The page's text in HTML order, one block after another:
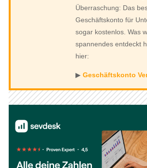
Überraschung: Das
Geschäftskonto für
sogar kostenlos. Was
spannendes entdeckt
hier:
▶︎ Geschäftskonto